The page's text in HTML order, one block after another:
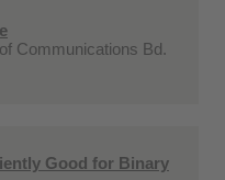
Communications Bd.
Good for Binary